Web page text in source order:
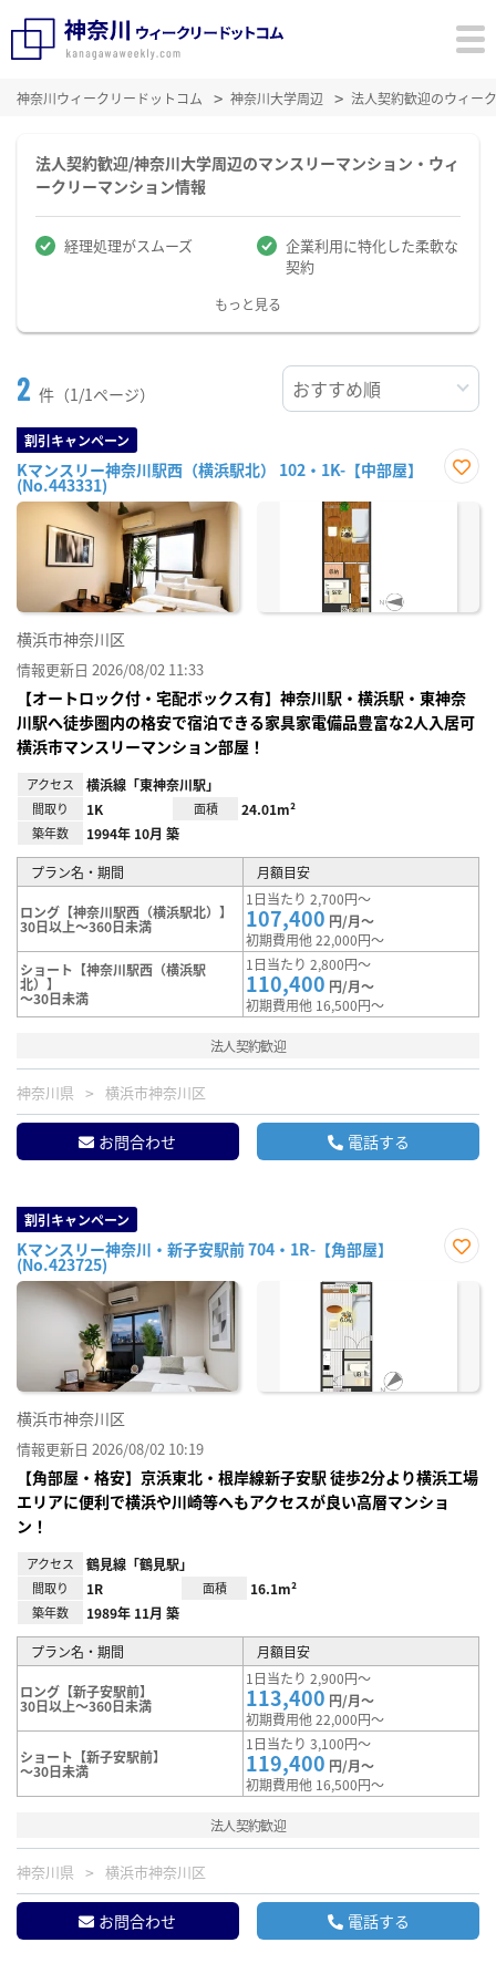
神奈川ウィークリードットコム 神奈川大学周辺 法人契約歓迎のウィー
法人契約歓迎/神奈川大学周辺のマンスリーマンション・ウィ
ークリーマンション情報
経理処理がスムーズ
企業利用に特化した柔軟な
契約
もっと見る
2 件（1/1ページ）
割引キャンペーン
Kマンスリー神奈川駅西（横浜駅北） 102・1K-【中部屋】
(No.443331)
に入
横浜市神奈川区
情報更新日 2026/08/02 11:33
【オートロック付・宅配ボックス有】神奈川駅・横浜駅・東神奈
川駅へ徒歩圏内の格安で宿泊できる家具家電備品豊富な2人入居可
横浜市マンスリーマンション部屋！
アクセス 横浜線「東神奈川駅」
間取り 1K 面積 24.01m²
築年数 1994年 10月 築
プラン名・期間 月額目安
ロング【神奈川駅西（横浜駅北）】
30日以上～360日未満
1日当たり 2,700円～
107,400 円/月～
初期費用他 22,000円～
ショート【神奈川駅西（横浜駅
北）】
～30日未満
1日当たり 2,800円～
110,400 円/月～
初期費用他 16,500円～
法人契約歓迎
神奈川県 横浜市神奈川区
お問合わせ 電話する
割引キャンペーン
Kマンスリー神奈川・新子安駅前 704・1R-【角部屋】
(No.423725)
に入
横浜市神奈川区
情報更新日 2026/08/02 10:19
【角部屋・格安】京浜東北・根岸線新子安駅 徒歩2分より横浜工場
エリアに便利で横浜や川崎等へもアクセスが良い高層マンショ
ン！
アクセス 鶴見線「鶴見駅」
間取り 1R 面積 16.1m²
築年数 1989年 11月 築
プラン名・期間 月額目安
ロング【新子安駅前】
30日以上～360日未満
1日当たり 2,900円～
113,400 円/月～
初期費用他 22,000円～
ショート【新子安駅前】
～30日未満
1日当たり 3,100円～
119,400 円/月～
初期費用他 16,500円～
法人契約歓迎
神奈川県 横浜市神奈川区
お問合わせ 電話する